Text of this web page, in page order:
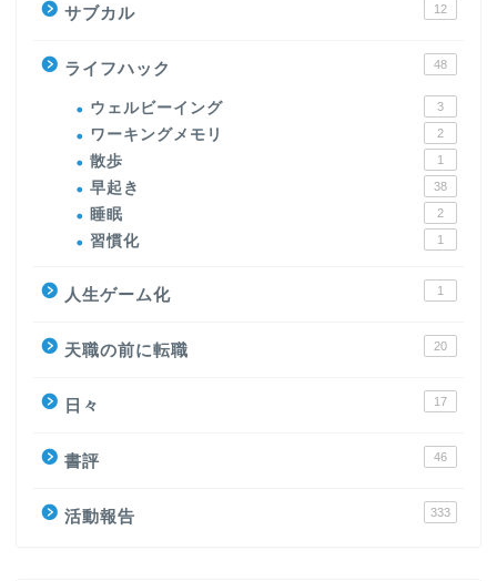
サブカル 12
ライフハック 48
ウェルビーイング 3
ワーキングメモリ 2
散歩 1
早起き 38
睡眠 2
習慣化 1
人生ゲーム化 1
天職の前に転職 20
日々 17
書評 46
活動報告 333